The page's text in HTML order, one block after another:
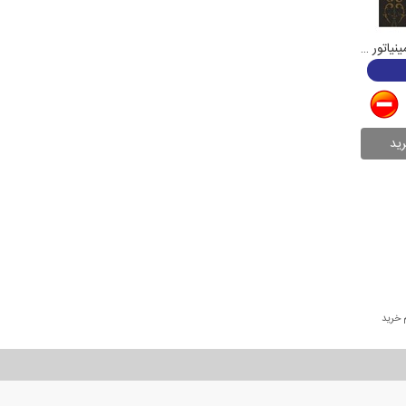
سوکت Cat 6 جهان مدل صدف مینیاتور مشکی
خرید